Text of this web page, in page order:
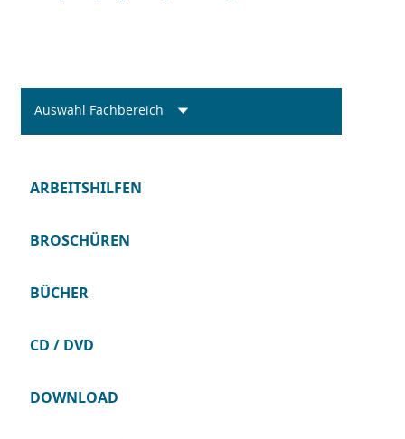
Auswahl Fachbereich
ARBEITSHILFEN
BROSCHÜREN
BÜCHER
CD / DVD
DOWNLOAD